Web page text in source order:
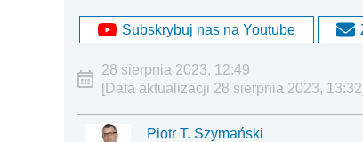
Subskrybuj nas na Youtube
28 sierpnia 2023, 12:49
[Data aktualizacji 28 sierpnia 2023, 13:32]
Piotr T. Szymański